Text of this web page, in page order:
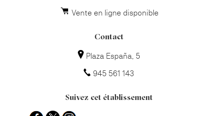
Vente en ligne disponible
Contact
Plaza España, 5
945 561 143
Suivez cet établissement